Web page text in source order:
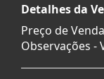
Detalhes da
Preço de
Observações -